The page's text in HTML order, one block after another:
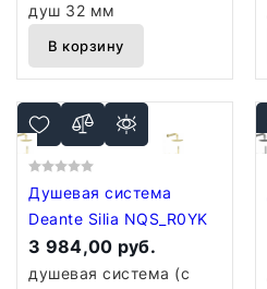
душ 32 мм
В корзину
Душевая система
Deante Silia NQS_R0YK
3 984,00 руб.
душевая система (с